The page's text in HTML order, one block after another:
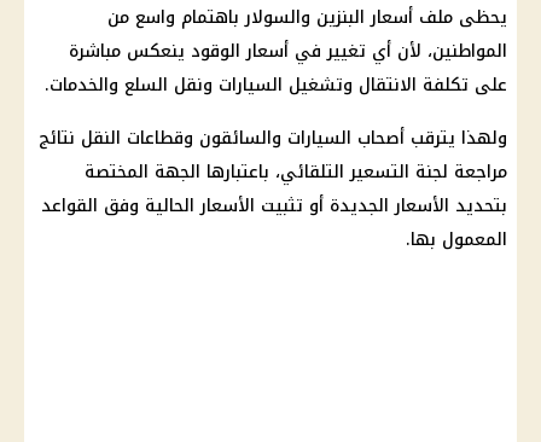
يحظى ملف أسعار البنزين والسولارباهتمام واسع من
المواطنين، لأن أي تغيير في أسعار الوقود ينعكس مباشرة
على تكلفة الانتقال وتشغيل السيارات ونقل السلع والخدمات.
ولهذا يترقب أصحاب السيارات والسائقون وقطاعات النقل نتائج
مراجعة لجنة التسعير التلقائي، باعتبارها الجهة المختصة
بتحديد الأسعار الجديدة أو تثبيت الأسعار الحالية وفق القواعد
المعمول بها.